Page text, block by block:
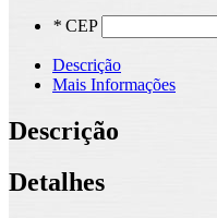
* CEP
Descrição
Mais Informações
Descrição
Detalhes